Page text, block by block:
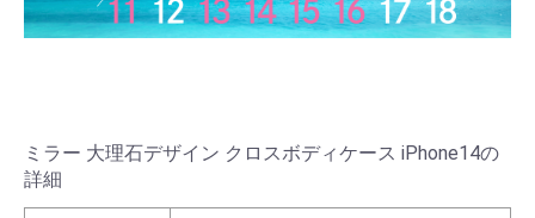
ミラー 大理石デザイン クロスボディケース iPhone14の
詳細